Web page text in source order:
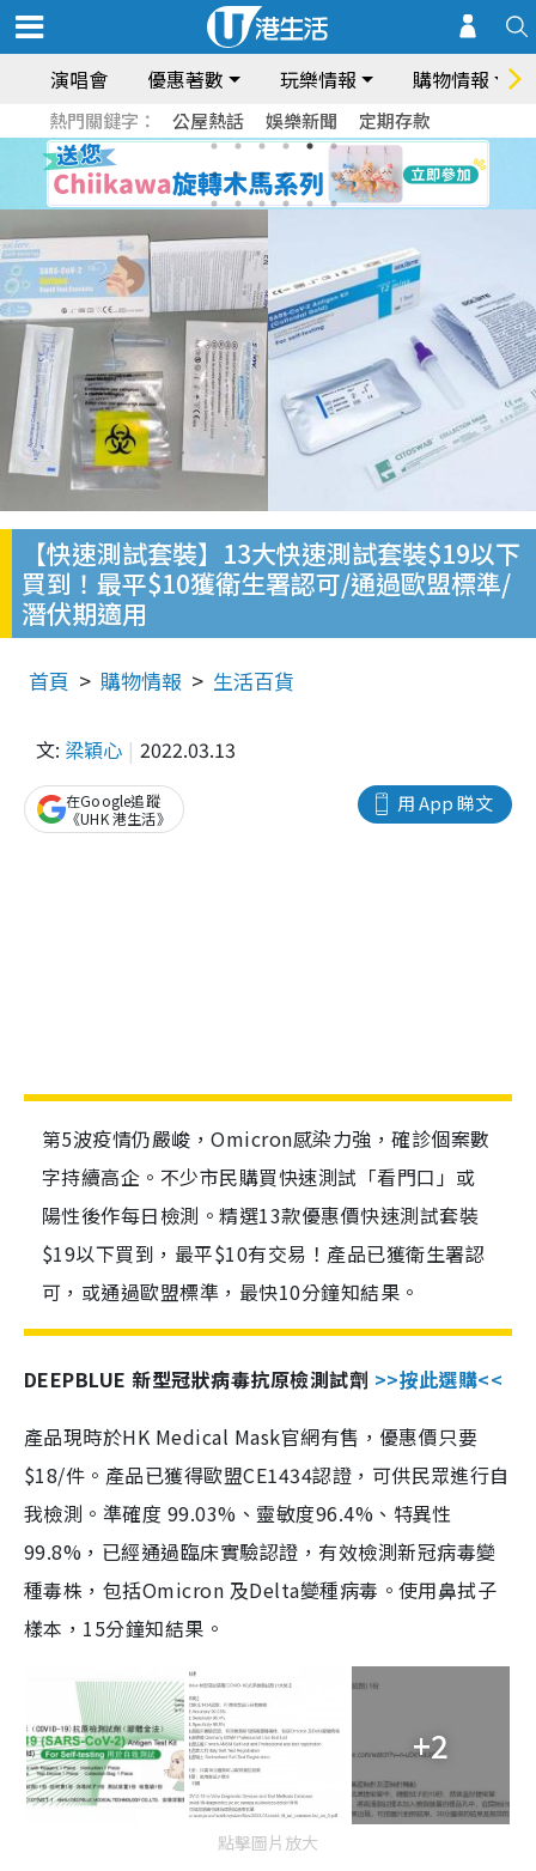
演唱會 優惠著數 玩樂情報 購物情報
熱門關鍵字： 公屋熱話 娛樂新聞 定期存款
【快速測試套裝】13大快速測試套裝$19以下
買到！最平$10獲衛生署認可/通過歐盟標準/
潛伏期適用
首頁 購物情報 生活百貨
文: 梁穎心 2022.03.13
用 App 睇文
在Google追蹤
《UHK 港生活》
第5波疫情仍嚴峻，Omicron感染力強，確診個案數
字持續高企。不少市民購買快速測試「看門口」或
陽性後作每日檢測。精選13款優惠價快速測試套裝
$19以下買到，最平$10有交易！產品已獲衛生署認
可，或通過歐盟標準，最快10分鐘知結果。
DEEPBLUE 新型冠狀病毒抗原檢測試劑 >>按此選購<<
產品現時於HK Medical Mask官網有售，優惠價只要
$18/件。產品已獲得歐盟CE1434認證，可供民眾進行自
我檢測。準確度 99.03%、靈敏度96.4%、特異性
99.8%，已經通過臨床實驗認證，有效檢測新冠病毒變
種毒株，包括Omicron 及Delta變種病毒。使用鼻拭子
樣本，15分鐘知結果。
+2
點擊圖片放大